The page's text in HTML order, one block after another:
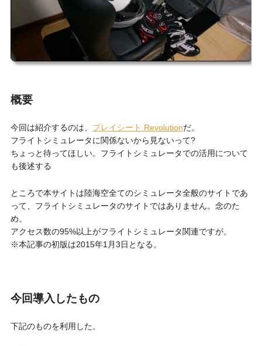
概要
今回は紹介するのは、 プレイシート Revolutionだ。
フライトシミュレータに関係ないから見ないって?
ちょっと待ってほしい。フライトシミュレータでの活用について
も後述する
ところで本サイトは陸海空全てのシミュレータ全般のサイトであ
って、フライトシミュレータのサイトではありません。念のた
め。
アクセス数の95%以上がフライトシミュレータ関連ですが。
※本記事の初版は2015年1月3日となる。
今回導入したもの
下記のものを利用した。